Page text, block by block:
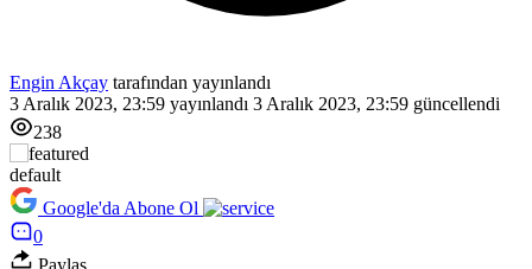
Engin Akçay tarafından yayınlandı
3 Aralık 2023, 23:59 yayınlandı 3 Aralık 2023, 23:59 güncellendi
238
default
Google'da Abone Ol
0
Paylaş